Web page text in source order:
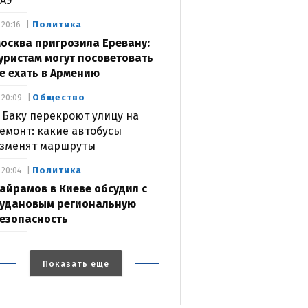
Политика
пригрозила Еревану:
могут посоветовать
ехать в Армению
20:16
Общество
Баку перекроют улицу на
какие автобусы
маршруты
20:09
Политика
в Киеве обсудил с
региональную
20:04
Показать еще